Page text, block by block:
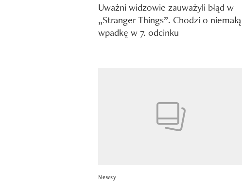
Uważni widzowie zauważyli błąd w
„Stranger Things”. Chodzi o niemałą
wpadkę w 7. odcinku
Newsy